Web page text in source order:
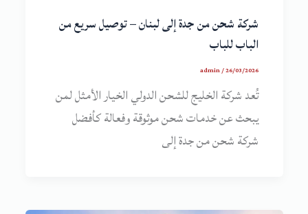
شركة شحن من جدة إلى لبنان – توصيل سريع من
الباب للباب
admin/26/03/2026
تُعد شركة الخليج للشحن الدولي الخيار الأمثل لمن
يبحث عن خدمات شحن موثوقة وفعالة كأفضل
شركة شحن من جدة إلى